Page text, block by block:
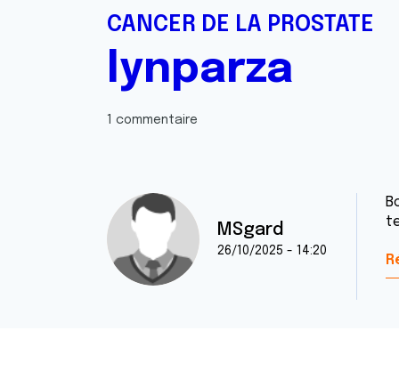
CANCER DE LA PROSTATE
lynparza
1 commentaire
MSgard
26/10/2025 - 14:20